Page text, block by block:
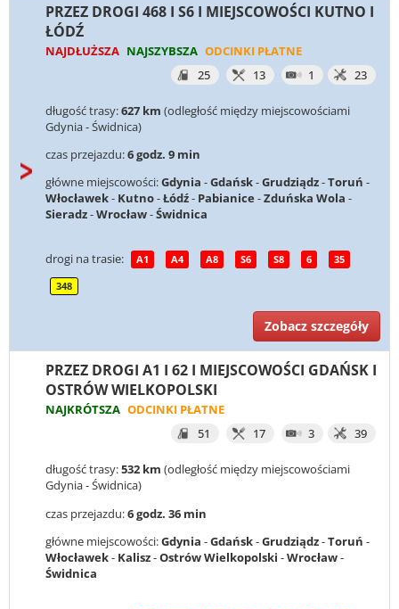
PRZEZ DROGI 468 I S6 I MIEJSCOWOŚCI KUTNO I
ŁÓDŹ
NAJDŁUŻSZA NAJSZYBSZA ODCINKI PŁATNE
25
13 1 23
długość trasy:627 km (odległość między miejscowościami
Gdynia - Świdnica)
czas przejazdu:6 godz. 9 min
główne miejscowości:Gdynia -Gdańsk-Grudziądz-Toruń -
Włocławek- Kutno-Łódź- Pabianice -Zduńska Wola -
Sieradz-Wrocław-Świdnica
drogi na trasie: A1 A4 A8 S6 S8 6 35
348
Zobacz szczegóły
PRZEZ DROGI A1 I 62 I MIEJSCOWOŚCI GDAŃSK I
OSTRÓW WIELKOPOLSKI
NAJKRÓTSZA ODCINKI PŁATNE
51
17 3 39
długość trasy:532 km (odległość między miejscowościami
Gdynia - Świdnica)
czas przejazdu:6 godz. 36 min
główne miejscowości:Gdynia -Gdańsk-Grudziądz-Toruń -
Włocławek- Kalisz-Ostrów Wielkopolski -Wrocław-
Świdnica